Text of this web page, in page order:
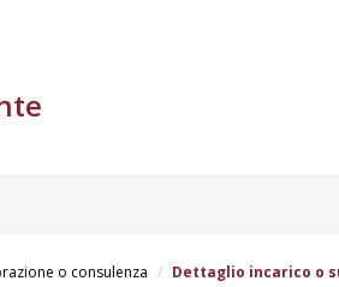
o consulenza Dettaglio incarico o